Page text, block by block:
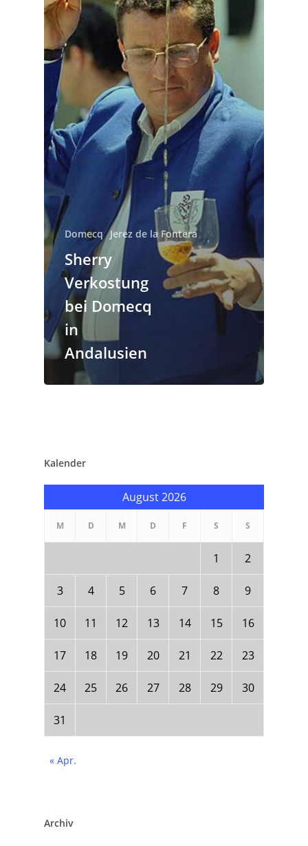
Domecq Jerez de la Fontera
Sherry
Verkostung
bei Domecq
in
Andalusien
Kalender
August 2026
M D M D F S S
1 2
3 4 5 6 7 8 9
10 11 12 13 14 15 16
17 18 19 20 21 22 23
24 25 26 27 28 29 30
31
« Apr.
Archiv